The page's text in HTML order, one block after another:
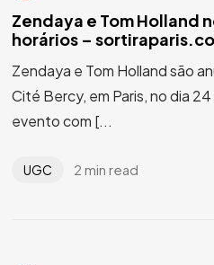
Zendaya e Tom Holland
horários –
Zendaya e Tom Holland são
Cité Bercy, em Paris, no dia
evento com [...
UGC 2 min read